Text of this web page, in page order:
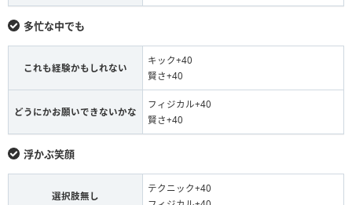
多忙な中でも
これも経験かもしれない
キック+40
賢さ+40
どうにかお願いできないかな
フィジカル+40
賢さ+40
浮かぶ笑顔
選択肢無し
テクニック+40